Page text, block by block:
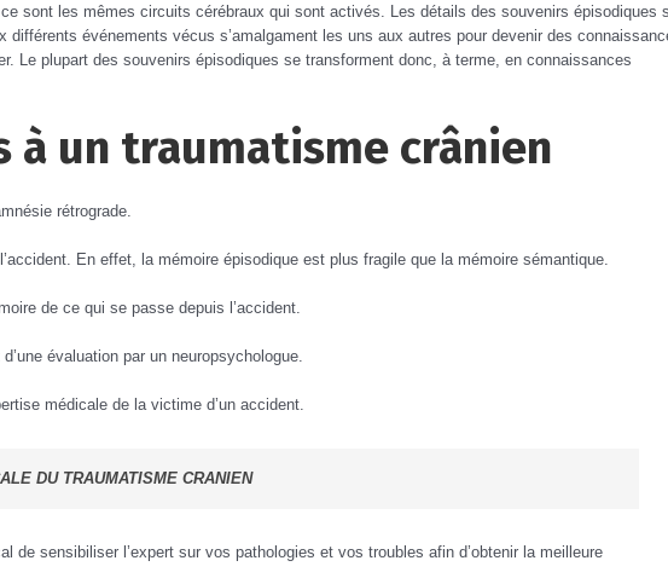
sont les mêmes circuits cérébraux qui sont activés. Les détails des souvenirs épisodiques
événements vécus s’amalgament les uns aux autres pour devenir des
Le plupart des souvenirs épisodiques se transforment donc, à terme, en connaissances
à un traumatisme crânien
rétrograde.
En effet, la mémoire épisodique est plus fragile que la mémoire sémantique.
de ce qui se passe depuis l’accident.
évaluation par un neuropsychologue.
médicale de la victime d’un accident.
DU TRAUMATISME CRANIEN
de sensibiliser l’expert sur vos pathologies et vos troubles afin d’obtenir la meilleure